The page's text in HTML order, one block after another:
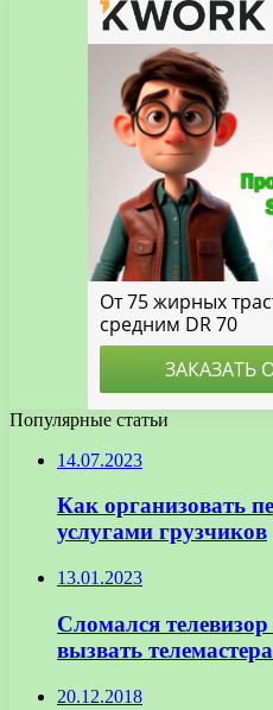
Популярные статьи
14.07.2023
Как организовать
услугами грузчиков
13.01.2023
Сломался
вызвать
20.12.2018